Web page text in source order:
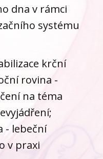
dna v rámci
systému
krční
rovina -
na téma
- lebeční
v praxi